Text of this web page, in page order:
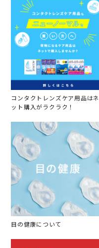
コンタクトレンズケア用品はネ
ット購入がラクラク！
目の健康について